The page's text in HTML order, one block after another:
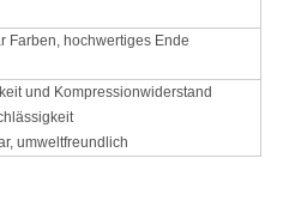
Farben, hochwertiges Ende
und Kompressionwiderstand
umweltfreundlich